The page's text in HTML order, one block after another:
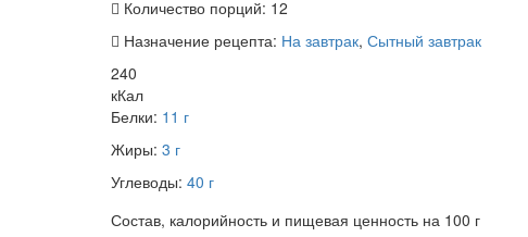
Количество порций: 12
Назначение рецепта: На завтрак, Сытный завтрак
240
кКал
Белки: 11 г
Жиры: 3 г
Углеводы: 40 г
Состав, калорийность и пищевая ценность на 100 г